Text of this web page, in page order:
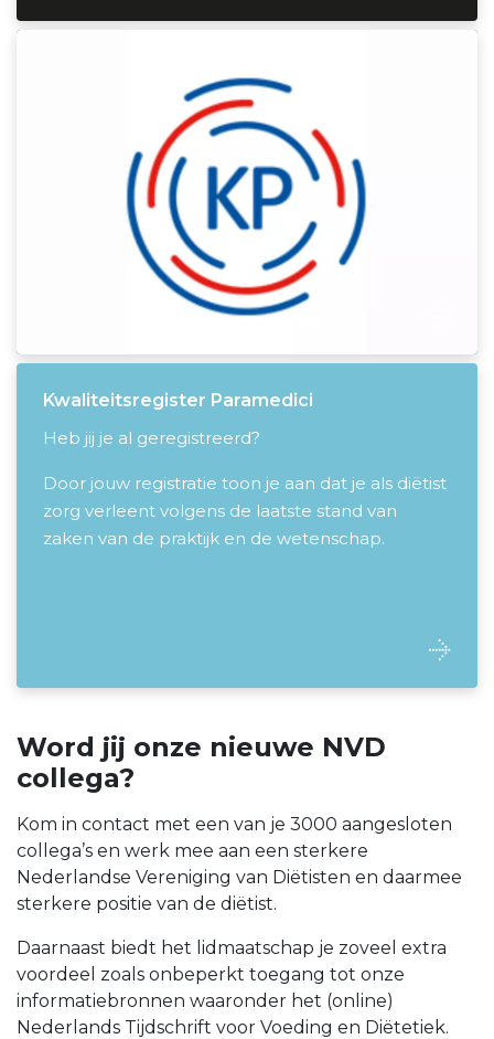
Kwaliteitsregister Paramedici
Heb jij je al geregistreerd?
Door jouw registratie toon je aan dat je als diëtist
zorg verleent volgens de laatste stand van
zaken van de praktijk en de wetenschap.
Word jij onze nieuwe NVD
collega?
Kom in contact met een van je 3000 aangesloten
collega’s en werk mee aan een sterkere
Nederlandse Vereniging van Diëtisten en daarmee
sterkere positie van de diëtist.
Daarnaast biedt het lidmaatschap je zoveel extra
voordeel zoals onbeperkt toegang tot onze
informatiebronnen waaronder het (online)
Nederlands Tijdschrift voor Voeding en Diëtetiek.